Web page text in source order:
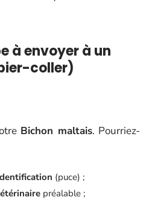
à envoyer à un
coller)
Bichon maltais. Pourriez-
(puce) ;
préalable ;